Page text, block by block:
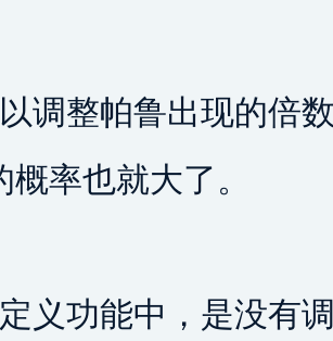
调整帕鲁出现的倍
率也就大了。
义功能中，是没有